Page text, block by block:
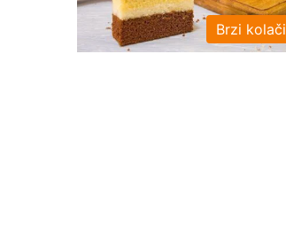
Brzi kolači